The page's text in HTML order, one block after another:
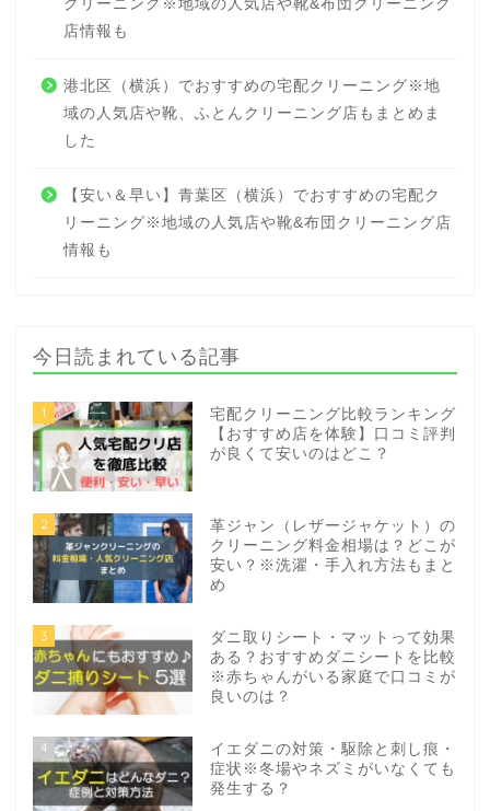
クリーニング※地域の人気店や靴&布団クリーニング
店情報も
港北区（横浜）でおすすめの宅配クリーニング※地
域の人気店や靴、ふとんクリーニング店もまとめま
した
【安い＆早い】青葉区（横浜）でおすすめの宅配ク
リーニング※地域の人気店や靴&布団クリーニング店
情報も
今日読まれている記事
1
宅配クリーニング比較ランキング
【おすすめ店を体験】口コミ評判
が良くて安いのはどこ？
2
革ジャン（レザージャケット）の
クリーニング料金相場は？どこが
安い？※洗濯・手入れ方法もまと
め
3
ダニ取りシート・マットって効果
ある？おすすめダニシートを比較
※赤ちゃんがいる家庭で口コミが
良いのは？
4
イエダニの対策・駆除と刺し痕・
症状※冬場やネズミがいなくても
発生する？